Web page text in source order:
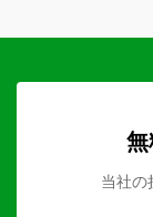
当社の